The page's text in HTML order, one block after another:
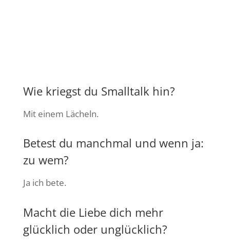
Wie kriegst du Smalltalk hin?
Mit einem Lächeln.
Betest du manchmal und wenn ja:
zu wem?
Ja ich bete.
Macht die Liebe dich mehr
glücklich oder unglücklich?